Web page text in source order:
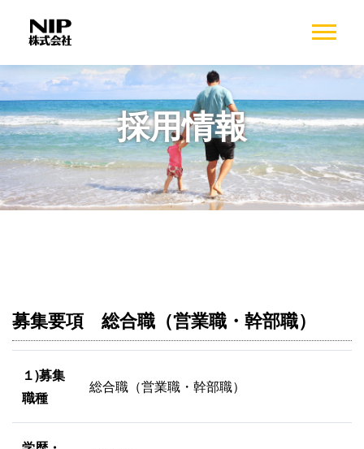
採用情報
募集要項 総合職（営業職・幹部職）
１)募集
職種
総合職（営業職・幹部職）